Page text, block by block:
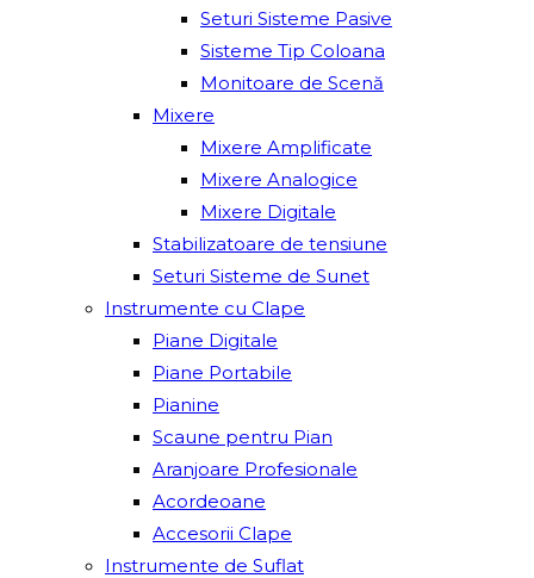
Seturi Sisteme Pasive
Sisteme Tip Coloana
Monitoare de Scenă
Mixere
Mixere Amplificate
Mixere Analogice
Mixere Digitale
Stabilizatoare de tensiune
Seturi Sisteme de Sunet
Instrumente cu Clape
Piane Digitale
Piane Portabile
Pianine
Scaune pentru Pian
Aranjoare Profesionale
Acordeoane
Accesorii Clape
Instrumente de Suflat